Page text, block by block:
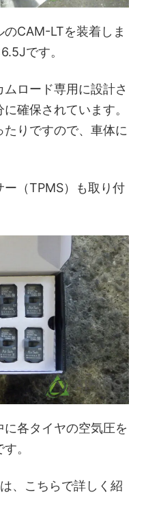
CAM-LTを装着しま
です。
ロード専用に設計さ
確保されています。
りですので、車体に
（TPMS）も取り付
各タイヤの空気圧を
。
、こちらで詳しく紹